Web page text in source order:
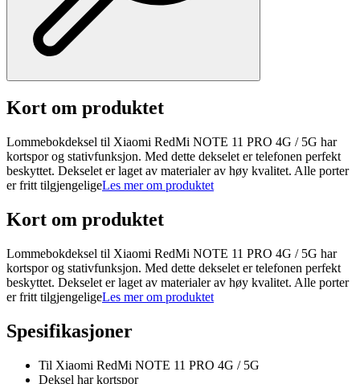
Kort om produktet
Lommebokdeksel til Xiaomi RedMi NOTE 11 PRO 4G / 5G har
kortspor og stativfunksjon. Med dette dekselet er telefonen perfekt
beskyttet. Dekselet er laget av materialer av høy kvalitet. Alle porter
er fritt tilgjengeligeLes mer om produktet
Kort om produktet
Lommebokdeksel til Xiaomi RedMi NOTE 11 PRO 4G / 5G har
kortspor og stativfunksjon. Med dette dekselet er telefonen perfekt
beskyttet. Dekselet er laget av materialer av høy kvalitet. Alle porter
er fritt tilgjengeligeLes mer om produktet
Spesifikasjoner
Til Xiaomi RedMi NOTE 11 PRO 4G / 5G
Deksel har kortspor